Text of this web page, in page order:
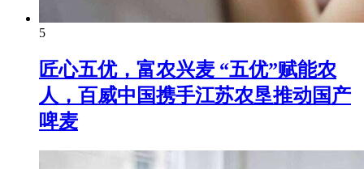
5
匠心五优，富农兴麦 “五优”赋能农
人，百威中国携手江苏农垦推动国产
啤麦